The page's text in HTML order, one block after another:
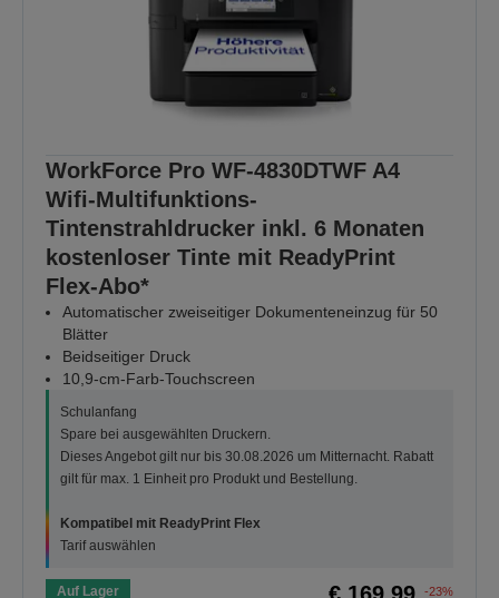
WorkForce Pro WF-4830DTWF A4
Wifi-Multifunktions-
Tintenstrahldrucker inkl. 6 Monaten
kostenloser Tinte mit ReadyPrint
Flex-Abo*
Automatischer zweiseitiger Dokumenteneinzug für 50
Blätter
Beidseitiger Druck
10,9-cm-Farb-Touchscreen
Schulanfang
Spare bei ausgewählten Druckern.
Dieses Angebot gilt nur bis 30.08.2026 um Mitternacht. Rabatt
gilt für max. 1 Einheit pro Produkt und Bestellung.
Kompatibel mit ReadyPrint Flex
Tarif auswählen
Auf Lager -23%